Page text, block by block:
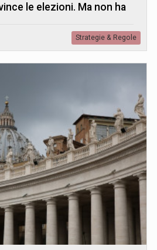
le elezioni. Ma non ha
Strategie & Regole